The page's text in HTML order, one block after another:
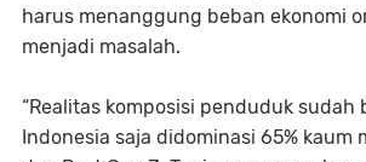
harus menanggung beban ekonomi
menjadi masalah.
“Realitas komposisi penduduk sudah
Indonesia saja didominasi 65% kaum